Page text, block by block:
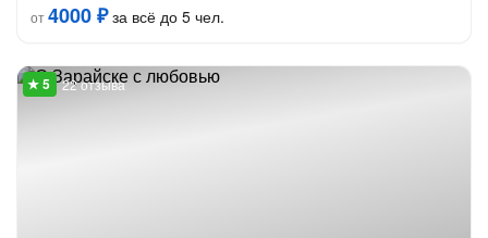
от4000 ₽за всё до 5 чел.
22 отзыва